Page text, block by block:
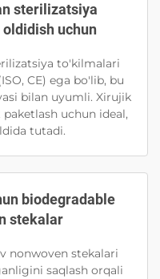
sterilizatsiya
uchun
to'kilmalari
CE) ega bo'lib, bu
bilan uyumli. Xirujik
uchun ideal,
tutadi.
biodegradable
stekalar
nonwoven stekalari
saqlash orqali